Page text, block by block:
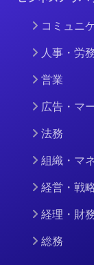
コミュニ
人事・労
営業
広告・マ
法務
組織・マ
経営・戦
経理・財
総務